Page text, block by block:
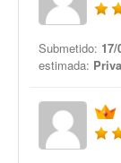
Submetido:
estimada: